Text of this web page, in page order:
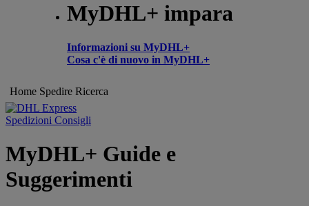
MyDHL+ impara
Informazioni su MyDHL+
Cosa c'è di nuovo in MyDHL+
Home Spedire Ricerca
Spedizioni Consigli
MyDHL+ Guide e
Suggerimenti